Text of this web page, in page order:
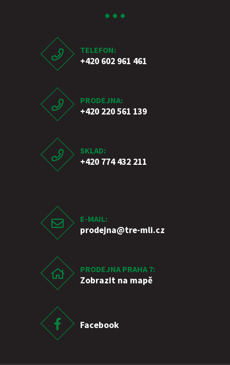
TELEFON:
+420 602 961 461
PRODEJNA:
+420 220 561 139
SKLAD:
+420 774 432 211
E-MAIL:
prodejna@tre-mli.cz
PRODEJNA PRAHA 7:
Zobrazit na mapě
Facebook